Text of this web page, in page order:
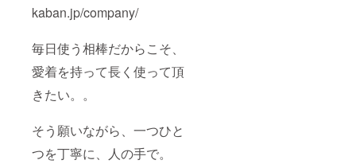
kaban.jp/company/
毎日使う相棒だからこそ、
愛着を持って長く使って頂
きたい。。
そう願いながら、一つひと
つを丁寧に、人の手で。